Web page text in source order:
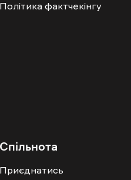
Політика фактчекінгу
Спільнота
Приєднатись